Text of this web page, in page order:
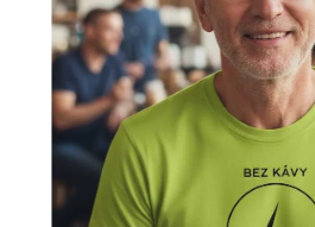
OKAMŽITĚ K ODBĚRU
B2B
MÁM SRDCE POMÁHÁM
VÁNOCE